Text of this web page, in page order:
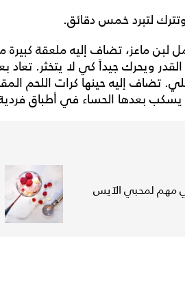
لتبرد خمس دقائق.
لبن ماعز، تضاف إليه ملعقة
ويحرك جيداً كي لا يتخثر. تعاد
تضاف إليه حينها كرات اللحم
مهم لمحبي الآيس